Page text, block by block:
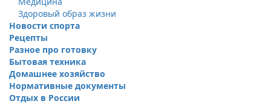
Здоровый образ жизни
Новости спорта
Рецепты
Разное про готовку
Бытовая техника
Домашнее хозяйство
Нормативные документы
Отдых в России